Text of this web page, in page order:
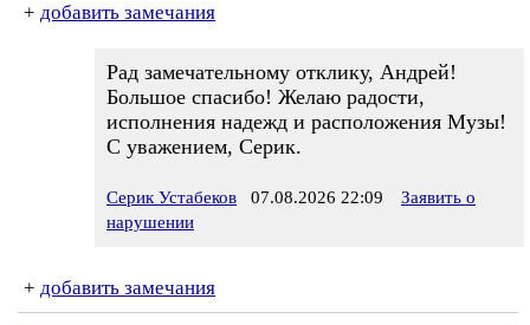
+ добавить замечания
Рад замечательному отклику, Андрей!
Большое спасибо! Желаю радости,
исполнения надежд и расположения Музы!
С уважением, Серик.
Серик Устабеков 07.08.2026 22:09
Заявить о
нарушении
+ добавить замечания